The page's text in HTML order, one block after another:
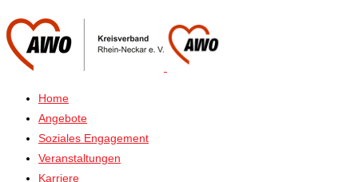
Home
Angebote
Soziales Engagement
Veranstaltungen
Karriere